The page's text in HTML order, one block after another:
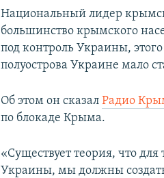
Национальный лидер
большинство крымского
под контроль Украины,
полуострова Украине мало
Об этом он сказалРадио
по блокаде Крыма.
«Существует теория, что
Украины, мы должны создать